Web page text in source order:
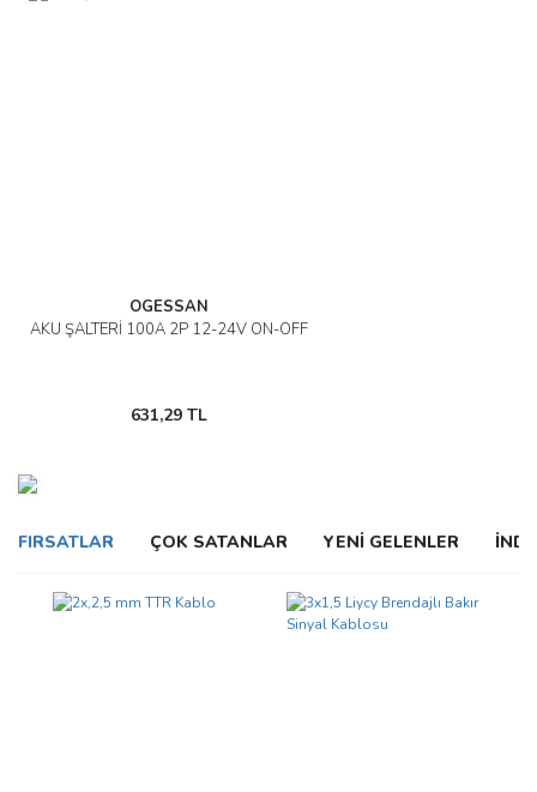
OGESSAN
AKÜ ŞALTERİ 100A 2P 12-24V ON-OFF
631,29 TL
FIRSATLAR ÇOK SATANLAR YENİ GELENLER